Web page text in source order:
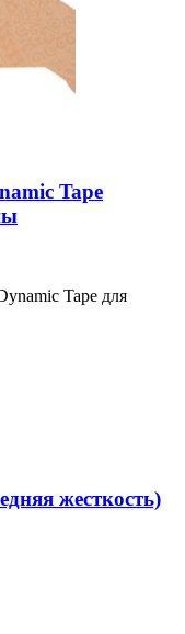
Tape
Tape для
жесткость)